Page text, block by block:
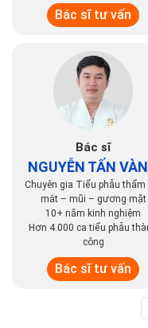
Bác sĩ tư vấn
Bác sĩ
NGUYỄN TẤN
Chuyên gia Tiểu phẫu thẩm
mắt – mũi – gương mặt
10+ năm kinh nghiệm
Hơn 4.000 ca tiểu phẫu
công
Bác sĩ tư vấn